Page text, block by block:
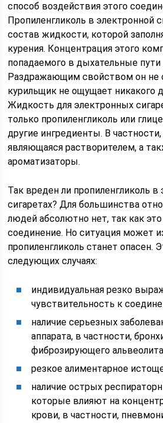
способ воздействия этого
Пропиленгликоль в электронной
состав жидкости, которой
курения. Концентрация этого
попадаемого в дыхательные пути
Раздражающим свойством он не
курильщик не ощущает никакого
Жидкость для электронных
только пропиленгликоль или
другие ингредиенты. В
являющаяся растворителем, а
ароматизаторы.
Так вреден ли пропиленгликоль
сигаретах? Для большинства
людей абсолютно нет, так как
соединение. Но ситуация может
пропиленгликоль станет опасен.
следующих случаях:
индивидуальная резко
чувствительность к
наличие серьезных
аппарата, в частности,
фиброзирующего
резкое алиментарное
наличие острых
которые влияют на
крови, в частности,